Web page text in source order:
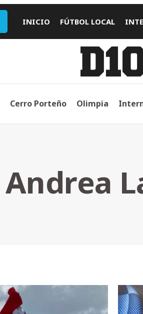
INICIO FÚTBOL LOCAL
Cerro Porteño Olimpia
Andrea